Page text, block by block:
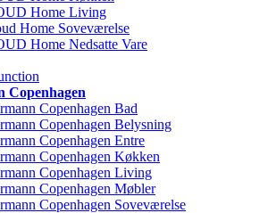
Home Living
Home Soveværelse
Home Nedsatte Vare
Copenhagen
Copenhagen Bad
Copenhagen Belysning
Copenhagen Entre
Copenhagen Køkken
Copenhagen Living
Copenhagen Møbler
Copenhagen Soveværelse